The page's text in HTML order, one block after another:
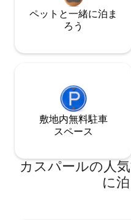
ペットと一緒に泊ま
ろう
敷地内無料駐⁠車
ス⁠ペ⁠ー⁠ス
カスパールの人
に